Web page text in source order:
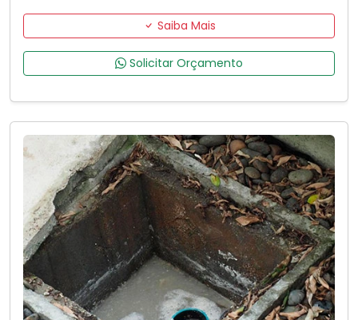
Saiba Mais
Solicitar Orçamento